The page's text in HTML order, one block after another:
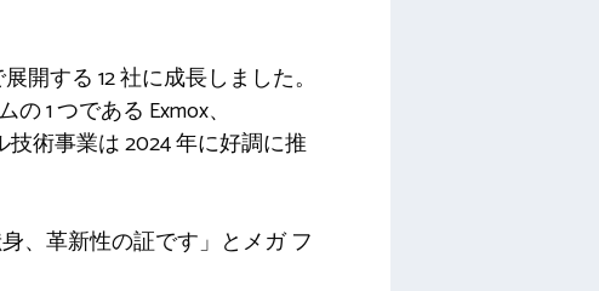
開する 12 社に成長しました。
1 つである Exmox、
技術事業は 2024 年に好調に推
、革新性の証です」とメガ フ